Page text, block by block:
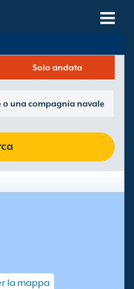
Solo andata
la mappa